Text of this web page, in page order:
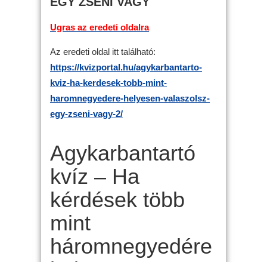
Ugras az eredeti oldalra
Az eredeti oldal itt található:
https://kvizportal.hu/agykarbantarto-
kviz-ha-kerdesek-tobb-mint-
haromnegyedere-helyesen-valaszolsz-
egy-zseni-vagy-2/
Agykarbantartó
kvíz – Ha
kérdések több
mint
háromnegyedére